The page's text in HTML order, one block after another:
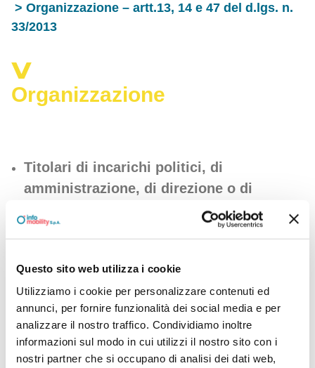
Questo sito web utilizza i cookie
Utilizziamo i cookie per personalizzare contenuti ed
annunci, per fornire funzionalità dei social media e per
analizzare il nostro traffico. Condividiamo inoltre
informazioni sul modo in cui utilizzi il nostro sito con i
nostri partner che si occupano di analisi dei dati web,
Organizzazione – artt.13, 14 e 47 del d.lgs. n.
33/2013
Organizzazione
Titolari di incarichi politici, di
amministrazione, di direzione o di
governo e titolari di incarichi dirigenziali
Organi di amministrazione e gestione
Sanzioni per mancata comunicazione dei
dati
Articolazione degli uffici
Telefono e posta elettronica